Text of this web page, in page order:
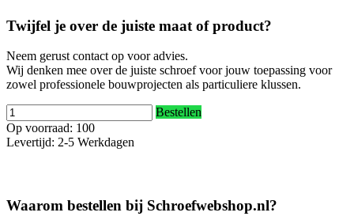
Twijfel je over de juiste maat of product?
Neem gerust contact op voor advies.
Wij denken mee over de juiste schroef voor jouw toepassing voor
zowel professionele bouwprojecten als particuliere klussen.
Bestellen
Op voorraad: 100
Levertijd: 2-5 Werkdagen
Waarom bestellen bij Schroefwebshop.nl?